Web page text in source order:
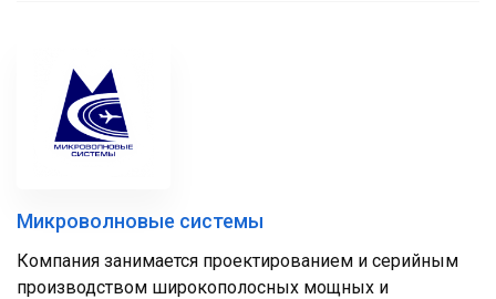
Микроволновые системы
Компания занимается проектированием и серийным
производством широкополосных мощных и